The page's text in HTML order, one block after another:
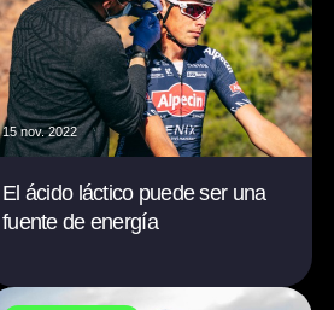
15 nov. 2022
El ácido láctico puede ser una
fuente de energía